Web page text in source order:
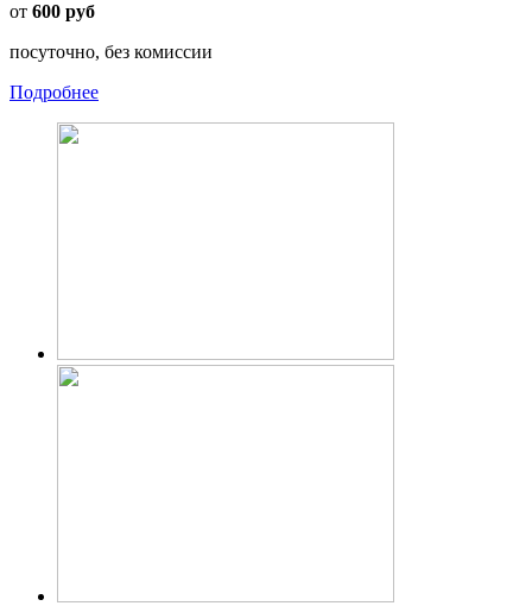
от 600 руб
посуточно, без комиссии
Подробнее